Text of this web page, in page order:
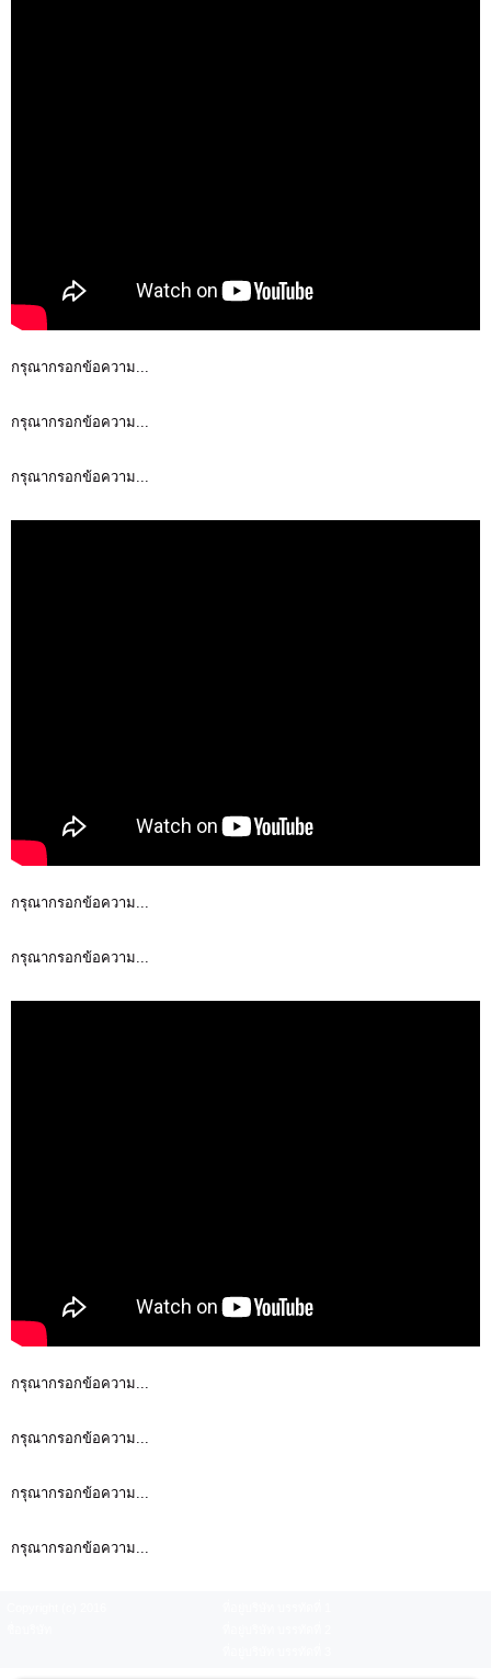
กรุณากรอกข้อความ...
กรุณากรอกข้อความ...
กรุณากรอกข้อความ...
กรุณากรอกข้อความ...
กรุณากรอกข้อความ...
กรุณากรอกข้อความ...
กรุณากรอกข้อความ...
กรุณากรอกข้อความ...
กรุณากรอกข้อความ...